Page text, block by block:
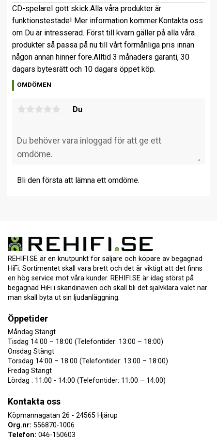
CD-spelareI gott skick.Alla våra produkter är
funktionstestade! Mer information kommer.Kontakta oss
om Du är intresserad. Först till kvarn gäller på alla våra
produkter så passa på nu till vårt förmånliga pris innan
någon annan hinner före.Alltid 3 månaders garanti, 30
dagars bytesrätt och 10 dagars öppet köp.
OMDÖMEN
Du
Bli den första att lämna ett omdöme.
REHIFI.SE är en knutpunkt för säljare och köpare av begagnad
HiFi. Sortimentet skall vara brett och det är viktigt att det finns
en hög service mot våra kunder. REHIFI.SE är idag störst på
begagnad HiFi i skandinavien och skall bli det självklara valet när
man skall byta ut sin ljudanläggning.
Öppetider
Måndag Stängt
Tisdag 14:00 – 18:00 (Telefontider: 13:00 – 18:00)
Onsdag Stängt
Torsdag 14:00 – 18:00 (Telefontider: 13:00 – 18:00)
Fredag Stängt
Lördag : 11:00 - 14:00 (Telefontider: 11:00 – 14:00)
Kontakta oss
Köpmannagatan 26 - 24565 Hjärup
Org.nr: 556870-1006
Telefon: 046-150603